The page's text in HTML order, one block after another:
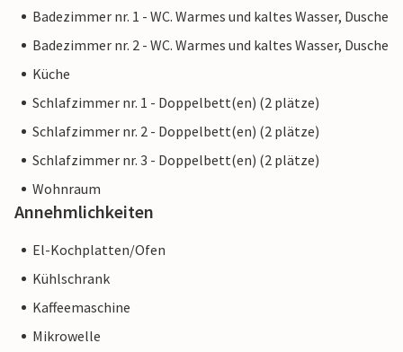
Badezimmer nr. 1 - WC. Warmes und kaltes Wasser, Dusche
Badezimmer nr. 2 - WC. Warmes und kaltes Wasser, Dusche
Küche
Schlafzimmer nr. 1 - Doppelbett(en) (2 plätze)
Schlafzimmer nr. 2 - Doppelbett(en) (2 plätze)
Schlafzimmer nr. 3 - Doppelbett(en) (2 plätze)
Wohnraum
Annehmlichkeiten
El-Kochplatten/Ofen
Kühlschrank
Kaffeemaschine
Mikrowelle